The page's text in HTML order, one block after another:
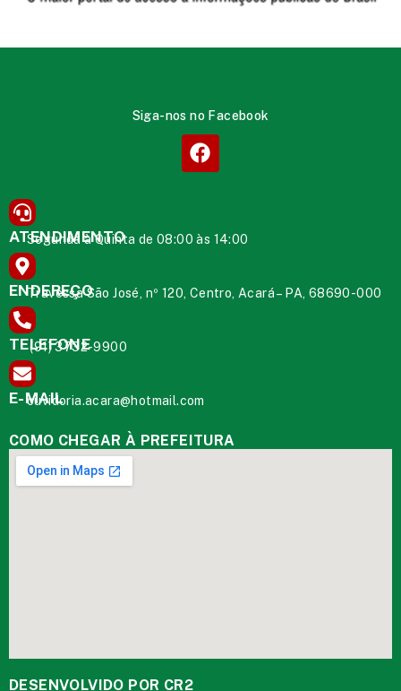
Siga-nos no Facebook
ATENDIMENTO
Segunda à Quinta de 08:00 às 14:00
ENDEREÇO
Travessa São José, nº 120, Centro, Acará – PA, 68690-000
TELEFONE
(91) 3732-9900
E-MAIL
ouvidoria.acara@hotmail.com
COMO CHEGAR À PREFEITURA
DESENVOLVIDO POR CR2